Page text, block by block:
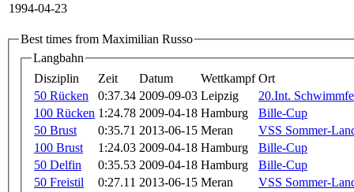
1994-04-23
Best times from Maximilian Russo
Langbahn
Disziplin
Zeit Datum Wettkampf Ort
50 Rücken
0:37.34 2009-09-03 Leipzig
20.Int.
100 Rücken 1:24.78 2009-04-18 Hamburg
Bille-Cup
50 Brust
0:35.71 2013-06-15 Meran
VSS Sommer-
100 Brust
1:24.03 2009-04-18 Hamburg
Bille-Cup
50 Delfin
0:35.53 2009-04-18 Hamburg
Bille-Cup
50 Freistil
0:27.11 2013-06-15 Meran
VSS Sommer-